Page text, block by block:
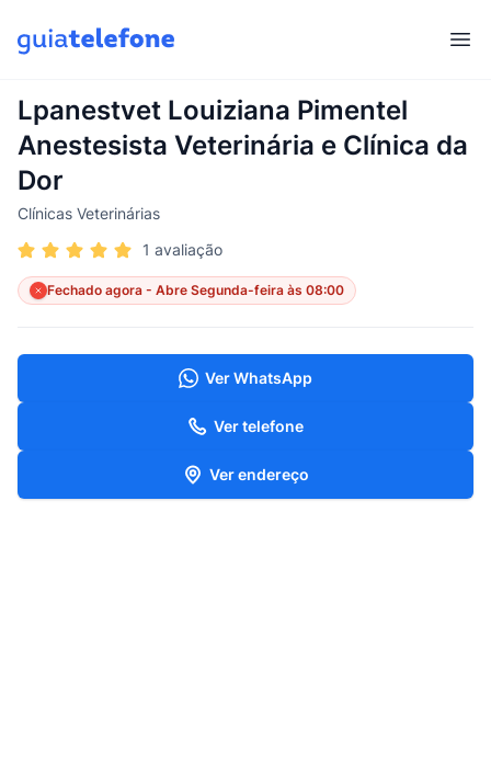
Lpanestvet Louiziana Pimentel
Anestesista Veterinária e Clínica da
Dor
Clínicas Veterinárias
1 avaliação
Fechado agora - Abre Segunda-feira às 08:00
Ver WhatsApp
Ver telefone
Ver endereço